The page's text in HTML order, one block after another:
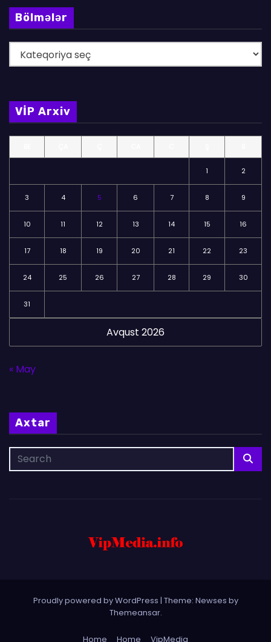
Bölmələr
ö
m
l
VİP Arxiv
Avqust 2026
1 2
3 4 5 6 7 8 9
10 11 12 13 14 15 16
17 18 19 20 21 22 23
24 25 26 27 28 29 30
31
« May
Axtar
Proudly powered by WordPress | Theme: Newses by
Themeansar.
Home Home VipMedia